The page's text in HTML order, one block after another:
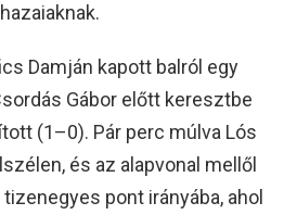
Damján kapott balról egy
Gábor előtt keresztbe
(1–0). Pár perc múlva Lós
és az alapvonal mellől
pont irányába, ahol